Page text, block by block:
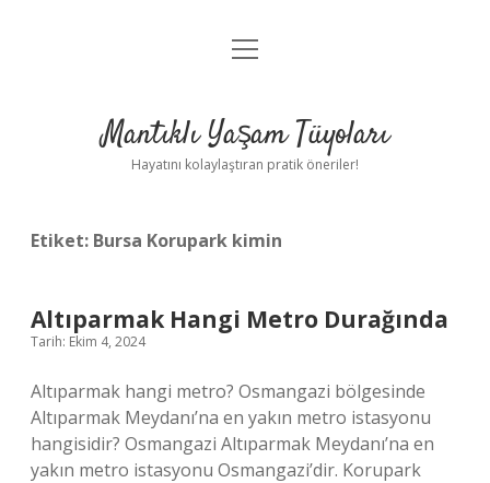
Anasayfa
Yasal Uyarı
menüyü
Mantıklı Yaşam Tüyoları
Hayatını kolaylaştıran pratik öneriler!
Etiket: Bursa Korupark kimin
Altıparmak Hangi Metro Durağında
Tarih: Ekim 4, 2024
Altıparmak hangi metro? Osmangazi bölgesinde
Altıparmak Meydanı’na en yakın metro istasyonu
hangisidir? Osmangazi Altıparmak Meydanı’na en
yakın metro istasyonu Osmangazi’dir. Korupark